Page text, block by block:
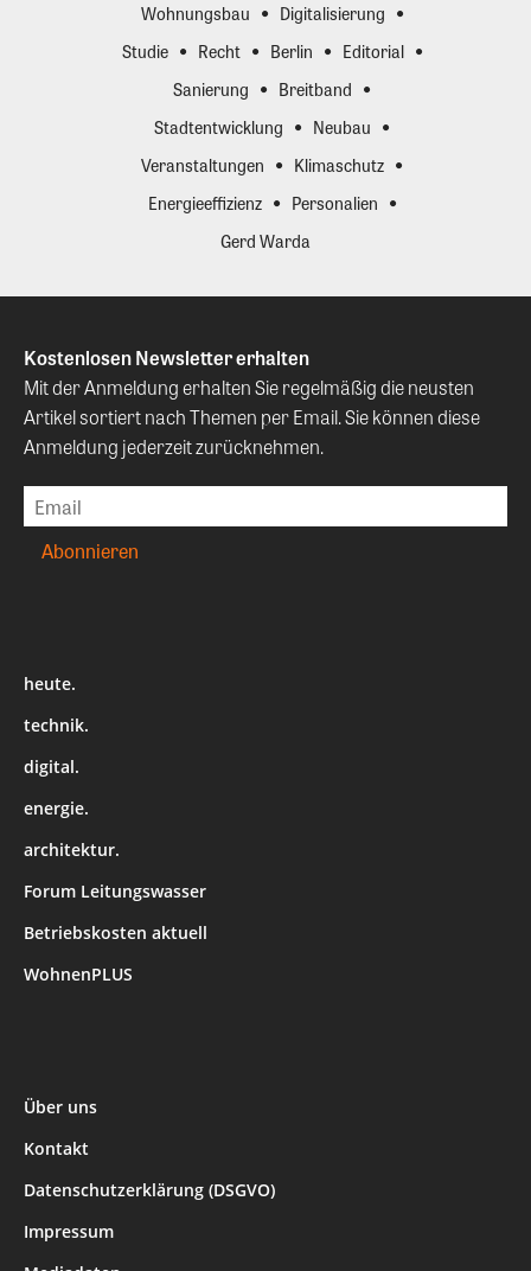
Wohnungsbau
Digitalisierung
Studie
Recht Berlin
Editorial
Sanierung
Breitband
Stadtentwicklung
Neubau
Veranstaltungen
Klimaschutz
Energieeffizienz
Personalien
Gerd Warda
Kostenlosen Newsletter erhalten
Mit der Anmeldung erhalten Sie regelmäßig die neusten
Artikel sortiert nach Themen per Email. Sie können diese
Anmeldung jederzeit zurücknehmen.
heute.
technik.
digital.
energie.
architektur.
Forum Leitungswasser
Betriebskosten aktuell
WohnenPLUS
Über uns
Kontakt
Datenschutzerklärung (DSGVO)
Impressum